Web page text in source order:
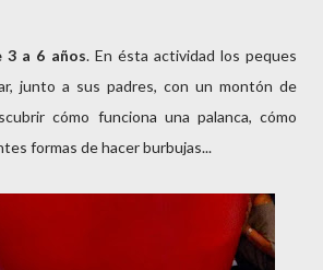
3 a 6 años. En ésta actividad los peques
junto a sus padres, con un montón de
cómo funciona una palanca, cómo
formas de hacer burbujas...